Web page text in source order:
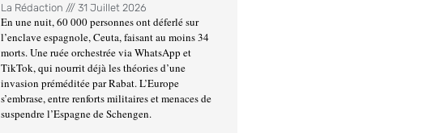
La Rédaction 31 Juillet 2026
En une nuit, 60 000 personnes ont déferlé sur
l’enclave espagnole, Ceuta, faisant au moins 34
morts. Une ruée orchestrée via WhatsApp et
TikTok, qui nourrit déjà les théories d’une
invasion préméditée par Rabat. L’Europe
s’embrase, entre renforts militaires et menaces de
suspendre l’Espagne de Schengen.